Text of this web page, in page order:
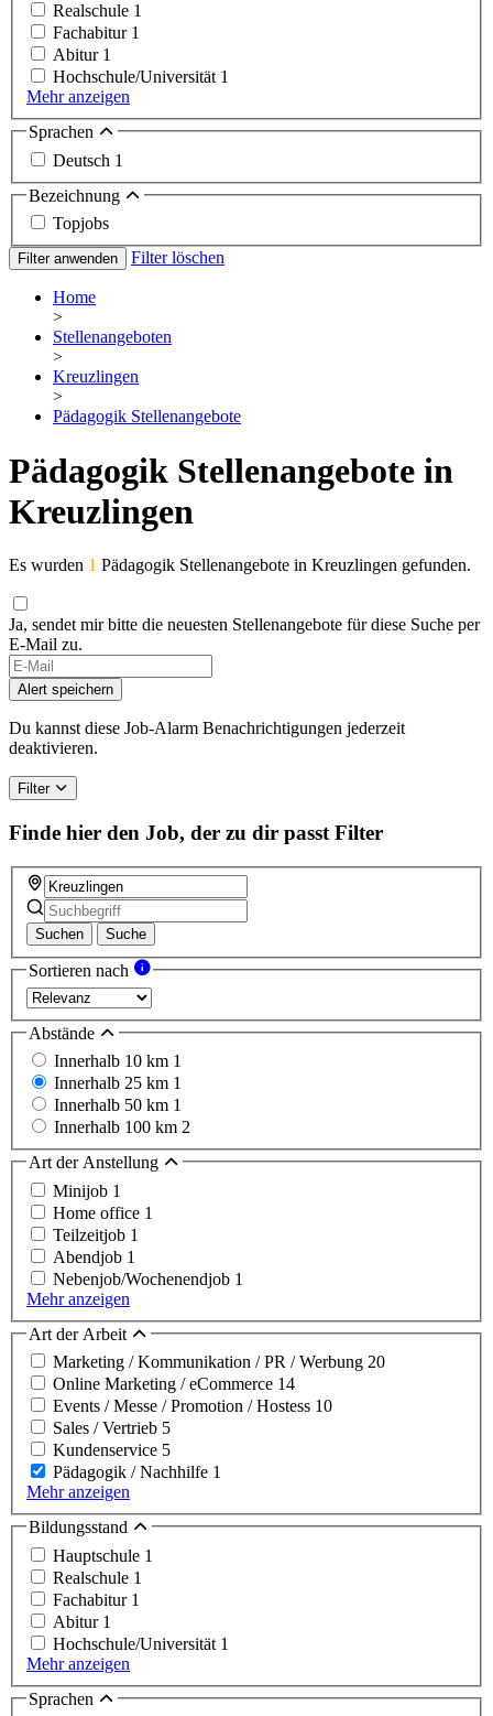
Realschule 1
Fachabitur 1
Abitur 1
Hochschule/Universität 1
Mehr anzeigen
Sprachen
Deutsch 1
Bezeichnung
Topjobs
Filter anwenden Filter löschen
Home
>
Stellenangeboten
>
Kreuzlingen
>
Pädagogik Stellenangebote
Pädagogik Stellenangebote in
Kreuzlingen
Es wurden 1 Pädagogik Stellenangebote in Kreuzlingen gefunden.
Ja, sendet mir bitte die neuesten Stellenangebote für diese Suche per
E-Mail zu.
If
you
are
a
human,
this
field
Alert speichern
Du kannst diese Job-Alarm Benachrichtigungen jederzeit
deaktivieren.
Filter
Finde hier den Job, der zu dir passt Filter
Suchen Suche
Sortieren nach
Abstände
Innerhalb 10 km 1
Innerhalb 25 km 1
Innerhalb 50 km 1
Innerhalb 100 km 2
Art der Anstellung
Minijob 1
Home office 1
Teilzeitjob 1
Abendjob 1
Nebenjob/Wochenendjob 1
Mehr anzeigen
Art der Arbeit
Marketing / Kommunikation / PR / Werbung 20
Online Marketing / eCommerce 14
Events / Messe / Promotion / Hostess 10
Sales / Vertrieb 5
Kundenservice 5
Pädagogik / Nachhilfe 1
Mehr anzeigen
Bildungsstand
Hauptschule 1
Realschule 1
Fachabitur 1
Abitur 1
Hochschule/Universität 1
Mehr anzeigen
Sprachen